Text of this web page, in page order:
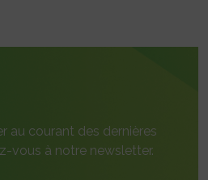
au courant des dernières
vous à notre newsletter.